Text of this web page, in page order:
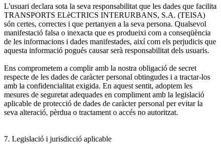
L'usuari declara sota la seva responsabilitat que les dades que facilita
TRANSPORTS ELèCTRICS INTERURBANS, S.A. (TEISA)
són certes, correctes i que pertanyen a la seva persona. Qualsevol
manifestació falsa o inexacta que es produeixi com a conseqüència
de les informacions i dades manifestades, així com els perjudicis que
aquesta informació pogués causar serà responsabilitat dels usuaris.
Ens comprometem a complir amb la nostra obligació de secret
respecte de les dades de caràcter personal obtingudes i a tractar-los
amb la confidencialitat exigida. En aquest sentit, adoptem les
mesures de seguretat adequades en compliment amb la legislació
aplicable de protecció de dades de caràcter personal per evitar la
seva alteració, pèrdua o tractament o accés no autoritzat.
7. Legislació i jurisdicció aplicable